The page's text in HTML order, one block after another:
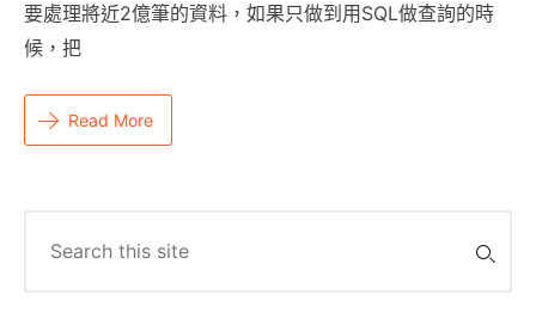
要處理將近2億筆的資料，如果只做到用SQL做查詢的時
候，把
Read More
for: